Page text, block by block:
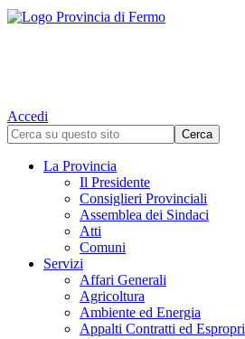
Accedi
La Provincia
Il Presidente
Consiglieri Provinciali
Assemblea dei Sindaci
Atti
Comuni
Servizi
Affari Generali
Agricoltura
Ambiente ed Energia
Appalti Contratti ed Espropri